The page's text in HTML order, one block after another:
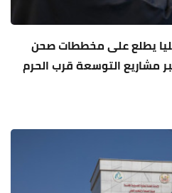
يطلع على مخططات صحن
مشاريع التوسعة قرب الحرم